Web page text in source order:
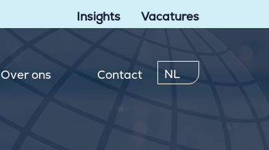
Insights Vacatures
Over ons Contact NL